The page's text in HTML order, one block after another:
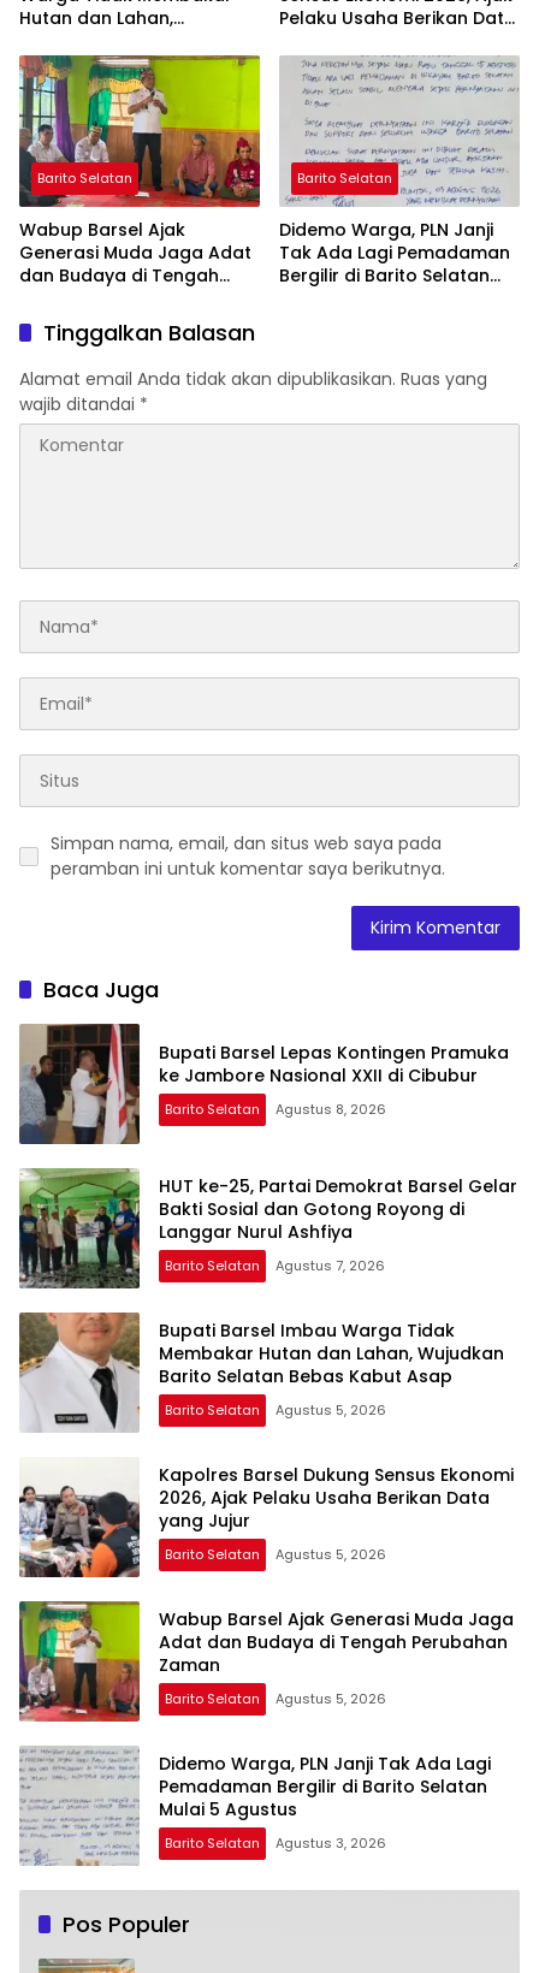
Hutan dan Lahan,
Bebas Kabut Asap
Pelaku Usaha Berikan Data
Barito Selatan
Wabup Barsel Ajak
Generasi Muda Jaga Adat
dan Budaya di Tengah
Barito Selatan
Didemo Warga, PLN Janji
Tak Ada Lagi Pemadaman
Bergilir di Barito Selatan
Tinggalkan Balasan
Alamat email Anda tidak akan dipublikasikan. Ruas yang
wajib ditandai *
Simpan nama, email, dan situs web saya pada
peramban ini untuk komentar saya berikutnya.
Baca Juga
Bupati Barsel Lepas Kontingen Pramuka
ke Jambore Nasional XXII di Cibubur
Barito Selatan Agustus 8, 2026
HUT ke-25, Partai Demokrat Barsel Gelar
Bakti Sosial dan Gotong Royong di
Langgar Nurul Ashfiya
Barito Selatan Agustus 7, 2026
Bupati Barsel Imbau Warga Tidak
Membakar Hutan dan Lahan, Wujudkan
Barito Selatan Bebas Kabut Asap
Barito Selatan Agustus 5, 2026
Kapolres Barsel Dukung Sensus Ekonomi
2026, Ajak Pelaku Usaha Berikan Data
yang Jujur
Barito Selatan Agustus 5, 2026
Wabup Barsel Ajak Generasi Muda Jaga
Adat dan Budaya di Tengah Perubahan
Zaman
Barito Selatan Agustus 5, 2026
Didemo Warga, PLN Janji Tak Ada Lagi
Pemadaman Bergilir di Barito Selatan
Mulai 5 Agustus
Barito Selatan Agustus 3, 2026
Pos Populer